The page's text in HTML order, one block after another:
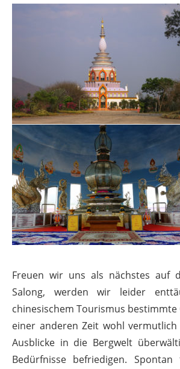
Freuen wir uns als nächstes auf
Salong, werden wir leider
chinesischem Tourismus
einer anderen Zeit wohl
Ausblicke in die Bergwelt
Bedürfnisse befriedigen.